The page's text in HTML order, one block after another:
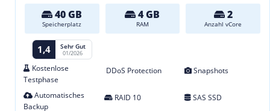
40 GB
Speicherplatz
4 GB
RAM
2
Anzahl vCore
1,4 Sehr Gut
01/2026
Kostenlose
Testphase
DDoS Protection Snapshots
Automatisches
Backup
RAID 10 SAS SSD